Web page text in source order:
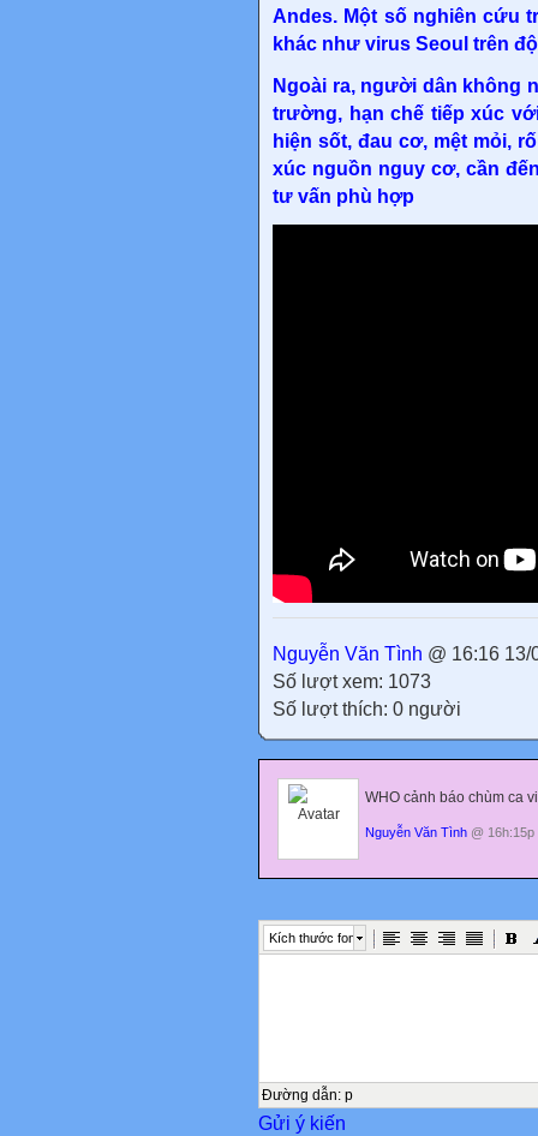
Andes. Một số nghiên cứu
khác như virus Seoul trên
Ngoài ra, người dân không
trường, hạn chế tiếp xúc
hiện sốt, đau cơ, mệt mỏi,
xúc nguồn nguy cơ, cần
tư vấn phù hợp
Nguyễn Văn Tình @ 16:16 13/
Số lượt xem: 1073
Số lượt thích: 0 người
WHO cảnh báo chùm ca
Nguyễn Văn Tình @ 16h:15p
Kích thước font
Đường dẫn: p
Gửi ý kiến